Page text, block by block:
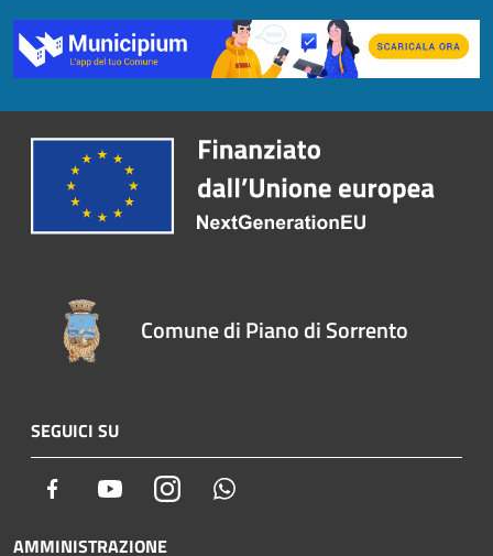
Comune di Piano di Sorrento
SEGUICI SU
Facebook YoutubeInstagram
AMMINISTRAZIONE